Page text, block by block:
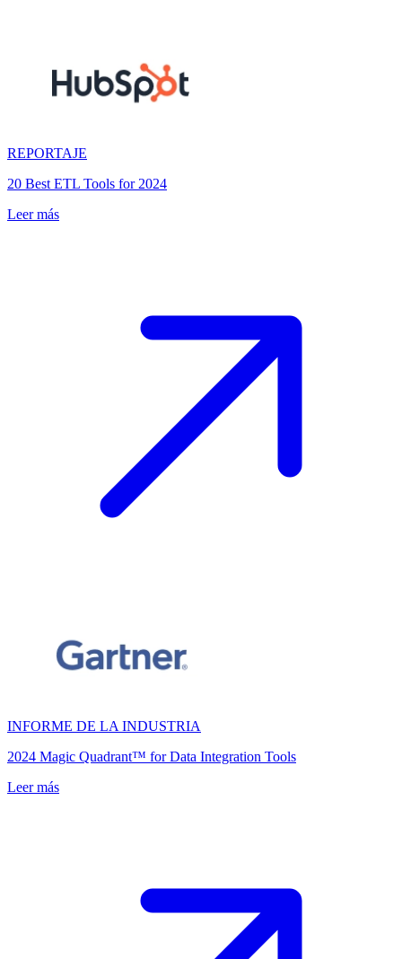
REPORTAJE
20 Best ETL Tools for 2024
Leer más
INFORME DE LA INDUSTRIA
2024 Magic Quadrant™ for Data Integration Tools
Leer más